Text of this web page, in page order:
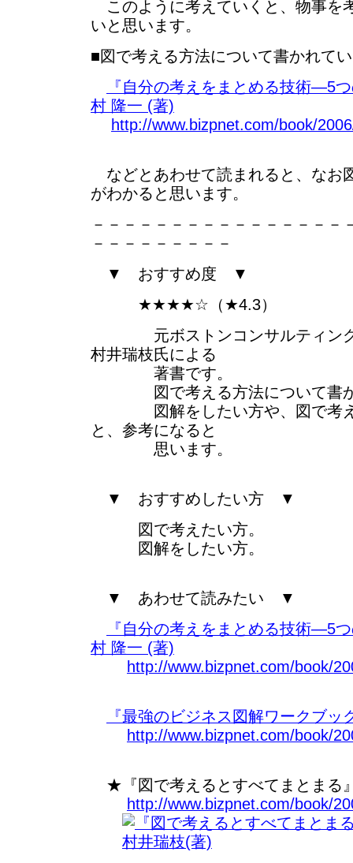
このように考えていくと、物事を
いと思います。
■図で考える方法について書かれて
『自分の考えをまとめる技術―5
村 隆一 (著)
http://www.bizpnet.com/book/
などとあわせて読まれると、なお
がわかると思います。
－－－－－－－－－－－－－－－－
－－－－－－－－－
▼ おすすめ度 ▼
★★★★☆（★4.3）
元ボストンコンサルティング
村井瑞枝氏による
著書です。
図で考える方法について書か
図解をしたい方や、図で考え
と、参考になると
思います。
▼ おすすめしたい方 ▼
図で考えたい方。
図解をしたい方。
▼ あわせて読みたい ▼
『自分の考えをまとめる技術―5
村 隆一 (著)
http://www.bizpnet.com/book/
『最強のビジネス図解ワークブッ
http://www.bizpnet.com/book/
★『図で考えるとすべてまとまる
http://www.bizpnet.com/book/